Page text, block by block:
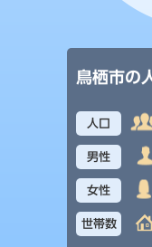
鳥栖市の
人口
男性
女性
世帯数